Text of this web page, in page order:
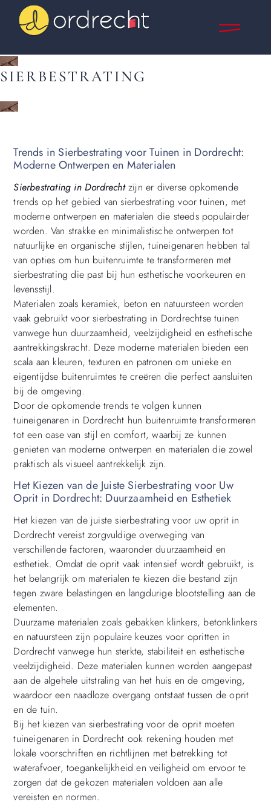
SIERBESTRATING
Trends in Sierbestrating voor Tuinen in Dordrecht:
Moderne Ontwerpen en Materialen
Sierbestrating in Dordrechtzijn er diverse opkomende
trends op het gebied van sierbestrating voor tuinen, met
moderne ontwerpen en materialen die steeds populairder
worden. Van strakke en minimalistische ontwerpen tot
natuurlijke en organische stijlen, tuineigenaren hebben tal
van opties om hun buitenruimte te transformeren met
sierbestrating die past bij hun esthetische voorkeuren en
levensstijl.
Materialen zoals keramiek, beton en natuursteen worden
vaak gebruikt voor sierbestrating in Dordrechtse tuinen
vanwege hun duurzaamheid, veelzijdigheid en esthetische
aantrekkingskracht. Deze moderne materialen bieden een
scala aan kleuren, texturen en patronen om unieke en
eigentijdse buitenruimtes te creëren die perfect aansluiten
bij de omgeving.
Door de opkomende trends te volgen kunnen
tuineigenaren in Dordrecht hun buitenruimte transformeren
tot een oase van stijl en comfort, waarbij ze kunnen
genieten van moderne ontwerpen en materialen die zowel
praktisch als visueel aantrekkelijk zijn.
Het Kiezen van de Juiste Sierbestrating voor Uw
Oprit in Dordrecht: Duurzaamheid en Esthetiek
Het kiezen van de juiste sierbestrating voor uw oprit in
Dordrecht vereist zorgvuldige overweging van
verschillende factoren, waaronder duurzaamheid en
esthetiek. Omdat de oprit vaak intensief wordt gebruikt, is
het belangrijk om materialen te kiezen die bestand zijn
tegen zware belastingen en langdurige blootstelling aan de
elementen.
Duurzame materialen zoals gebakken klinkers, betonklinkers
en natuursteen zijn populaire keuzes voor opritten in
Dordrecht vanwege hun sterkte, stabiliteit en esthetische
veelzijdigheid. Deze materialen kunnen worden aangepast
aan de algehele uitstraling van het huis en de omgeving,
waardoor een naadloze overgang ontstaat tussen de oprit
en de tuin.
Bij het kiezen van sierbestrating voor de oprit moeten
tuineigenaren in Dordrecht ook rekening houden met
lokale voorschriften en richtlijnen met betrekking tot
waterafvoer, toegankelijkheid en veiligheid om ervoor te
zorgen dat de gekozen materialen voldoen aan alle
vereisten en normen.